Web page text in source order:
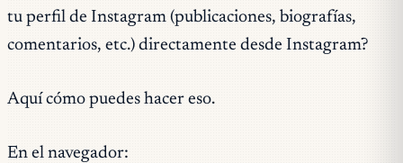
tu perfil de Instagram (publicaciones, biografías,
comentarios, etc.) directamente desde Instagram?
Aquí cómo puedes hacer eso.
En el navegador: